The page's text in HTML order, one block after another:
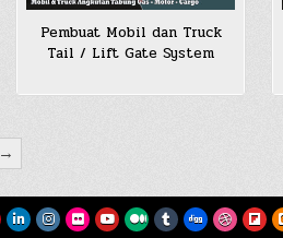
Pembuat Mobil dan Truck
Tail / Lift Gate System